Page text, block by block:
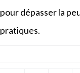
pour dépasser la
pratiques.